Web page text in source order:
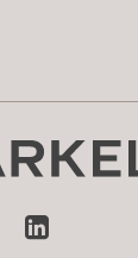
LinkedIn